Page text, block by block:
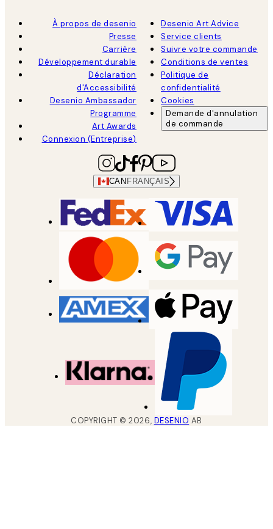
À propos de desenio
Presse
Carrière
Développement durable
Déclaration
d'Accessibilité
Desenio Ambassador
Programme
Art Awards
Connexion (Entreprise)
Desenio Art Advice
Service clients
Suivre votre commande
Conditions de ventes
Politique de
confidentialité
Cookies
Demande d'annulation
de commande
CAN FRANÇAIS
COPYRIGHT ©2026, DESENIO AB